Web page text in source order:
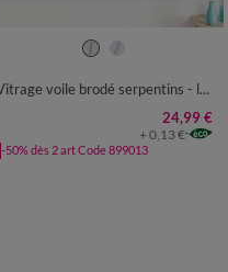
Vitrage voile brodé serpentins - la paire
24,99 €
+ 0,13 €
-50% dès 2 art Code 899013